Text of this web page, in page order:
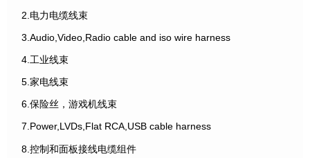
2.电力电缆线束
3.Audio,Video,Radio cable and iso wire harness
4.工业线束
5.家电线束
6.保险丝，游戏机线束
7.Power,LVDs,Flat RCA,USB cable harness
8.控制和面板接线电缆组件